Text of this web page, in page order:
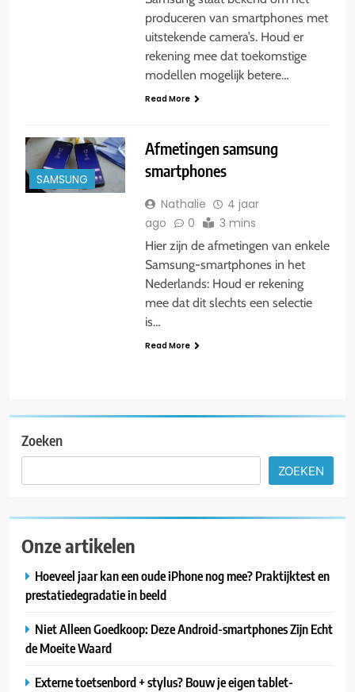
produceren van smartphones met
uitstekende camera’s. Houd er
rekening mee dat toekomstige
modellen mogelijk betere…
Read More
SAMSUNG
Afmetingen samsung
smartphones
Nathalie
4 jaar
ago
0 3 mins
Hier zijn de afmetingen van enkele
Samsung-smartphones in het
Nederlands: Houd er rekening
mee dat dit slechts een selectie
is…
Read More
Zoeken
ZOEKEN
Onze artikelen
Hoeveel jaar kan een oude iPhone nog mee? Praktijktest en
prestatiedegradatie in beeld
Niet Alleen Goedkoop: Deze Android-smartphones Zijn Echt
de Moeite Waard
Externe toetsenbord + stylus? Bouw je eigen tablet-